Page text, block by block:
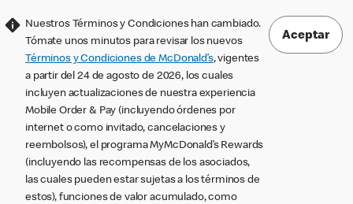
Nuestros Términos y Condiciones han cambiado.
Tómate unos minutos para revisar los nuevos
Términos y Condiciones de McDonald’s, vigentes
a partir del 24 de agosto de 2026, los cuales
incluyen actualizaciones de nuestra experiencia
Mobile Order & Pay (incluyendo órdenes por
internet o como invitado, cancelaciones y
reembolsos), el programa MyMcDonald’s Rewards
(incluyendo las recompensas de los asociados,
las cuales pueden estar sujetas a los términos de
estos), funciones de valor acumulado, como
Aceptar